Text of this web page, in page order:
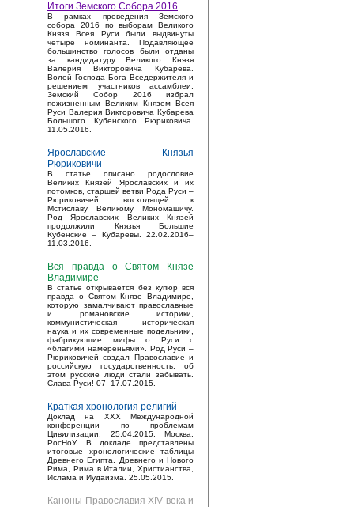
Итоги Земского Собора 2016
В рамках проведения Земского
собора 2016 по выборам Великого
Князя Всея Руси были выдвинуты
четыре номинанта. Подавляющее
большинство голосов были отданы
за кандидатуру Великого Князя
Валерия Викторовича Кубарева.
Волей Господа Бога Вседержителя и
решением участников ассамблеи,
Земский Собор 2016 избрал
пожизненным Великим Князем Всея
Руси Валерия Викторовича Кубарева
Большого Кубенского Рюриковича.
11.05.2016.
Ярославские Князья
Рюриковичи
В статье описано родословие
Великих Князей Ярославских и их
потомков, старшей ветви Рода Руси –
Рюриковичей, восходящей к
Мстиславу Великому Мономашичу.
Род Ярославских Великих Князей
продолжили Князья Большие
Кубенские – Кубаревы. 22.02.2016–
11.03.2016.
Вся правда о Святом Князе
Владимире
В статье открывается без купюр вся
правда о Святом Князе Владимире,
которую замалчивают православные
и романовские историки,
коммунистическая историческая
наука и их современные подельники,
фабрикующие мифы о Руси с
«благими намереньями». Род Руси –
Рюриковичей создал Православие и
российскую государственность, об
этом русские люди стали забывать.
Слава Руси! 07–17.07.2015.
Краткая хронология религий
Доклад на XXX Международной
конференции по проблемам
Цивилизации, 25.04.2015, Москва,
РосНоУ. В докладе представлены
итоговые хронологические таблицы
Древнего Египта, Древнего и Нового
Рима, Рима в Италии, Христианства,
Ислама и Иудаизма. 25.05.2015.
Каноны Православия XIV века и